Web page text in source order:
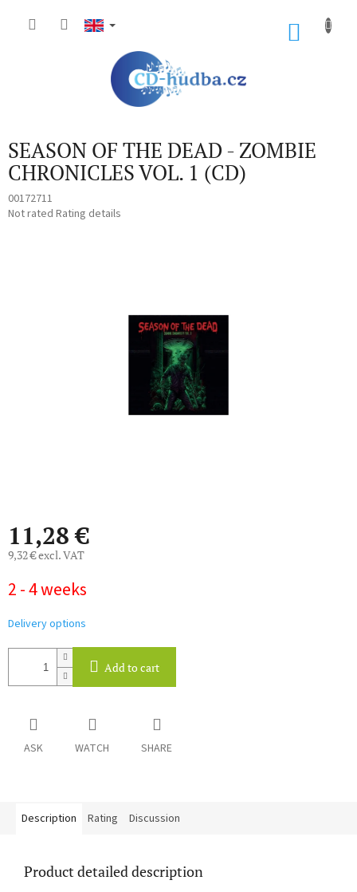
SEASON OF THE DEAD - ZOMBIE
CHRONICLES VOL. 1 (CD)
00172711
The
Not rated Rating details
11,28 €
9,32 € excl. VAT
price:
2 - 4 weeks
Delivery options
Add to cart
ASK WATCH SHARE
Description Rating Discussion
Product detailed description